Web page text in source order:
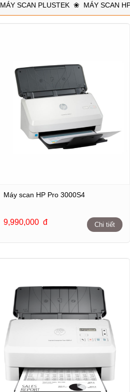
MÁY SCAN PLUSTEK ❀ MÁY SCAN
Máy scan HP Pro 3000S4
9,990,000 đ Chi tiết